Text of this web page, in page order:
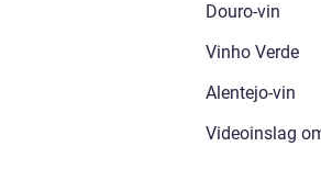
Douro-vin
Vinho Verde
Alentejo-vin
Videoinslag